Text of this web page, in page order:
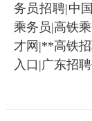
务员招聘|中
乘务员|高铁
才网|**高铁
入口|广东招